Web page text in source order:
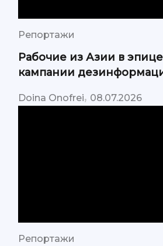
Репортажи
Рабочие из Азии в
кампании
Doina Onofrei, 08.07.2026
Репортажи